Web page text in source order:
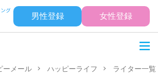
男性登録 女性登録
ーメール ハッピーライフ ライター一覧